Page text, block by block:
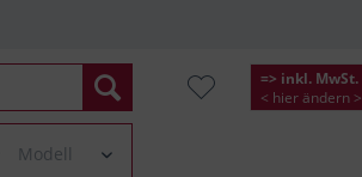
=> inkl. MwSt.
< hier ändern >